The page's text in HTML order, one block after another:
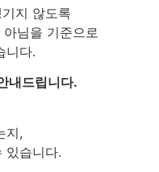
지 않도록
님을 기준으로
니다.
내드립니다.
지,
있습니다.